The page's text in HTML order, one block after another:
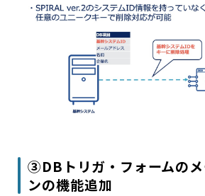
③DBトリガ・フォームのメ
ンの機能追加